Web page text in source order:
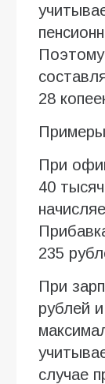
28
При
40
235
При
рублей
случае